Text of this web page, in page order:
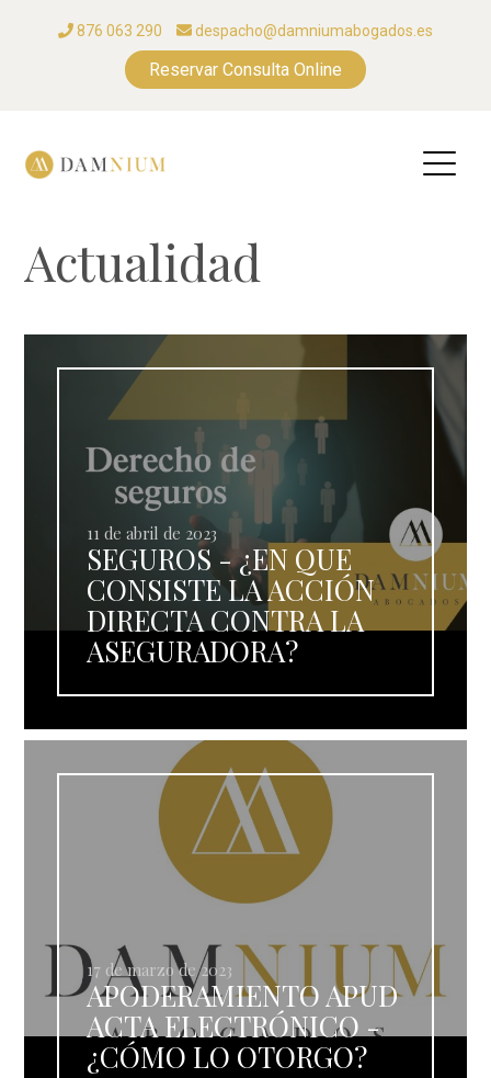
876 063 290 despacho@damniumabogados.es
Reservar Consulta Online
Actualidad
11 de abril de 2023
SEGUROS - ¿EN QUE
CONSISTE LA ACCIÓN
DIRECTA CONTRA LA
ASEGURADORA?
17 de marzo de 2023
APODERAMIENTO APUD
ACTA ELECTRÓNICO -
¿CÓMO LO OTORGO?